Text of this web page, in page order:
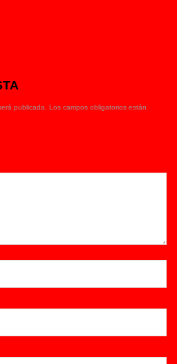
publicada.
Los campos obligatorios están